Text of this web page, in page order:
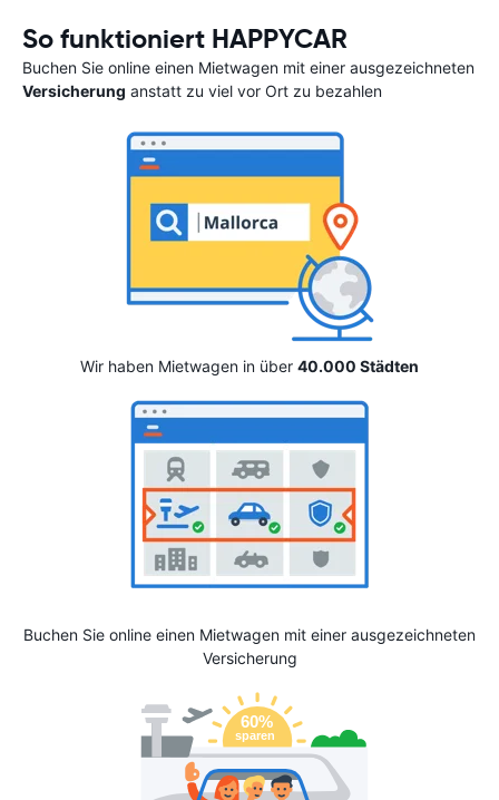
So funktioniert HAPPYCAR
Buchen Sie online einen Mietwagen mit einer ausgezeichneten
Versicherung anstatt zu viel vor Ort zu bezahlen
Wir haben Mietwagen in über 40.000 Städten
Buchen Sie online einen Mietwagen mit einer ausgezeichneten
Versicherung